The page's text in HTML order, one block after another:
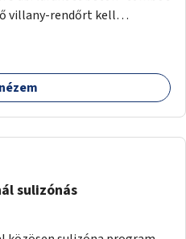
rendőrt kell
közlekedhessenek. A
sulizónás